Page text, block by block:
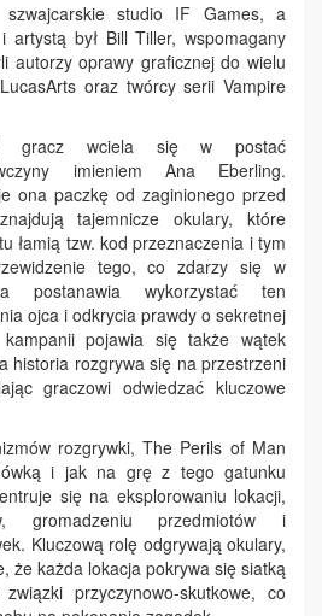
szwajcarskie studio IF Games, a
artystą był Bill Tiller, wspomagany
autorzy oprawy graficznej do wielu
oraz twórcy serii Vampire
gracz wciela się w postać
imieniem Ana Eberling.
ona paczkę od zaginionego przed
tajemnicze okulary, które
łamią tzw. kod przeznaczenia i tym
tego, co zdarzy się w
postanawia wykorzystać ten
ojca i odkrycia prawdy o sekretnej
pojawia się także wątek
historia rozgrywa się na przestrzeni
graczowi odwiedzać kluczowe
rozgrywki, The Perils of Man
i jak na grę z tego gatunku
się na eksplorowaniu lokacji,
gromadzeniu przedmiotów i
Kluczową rolę odgrywają okulary,
że każda lokacja pokrywa się siatką
przyczynowo-skutkowe, co